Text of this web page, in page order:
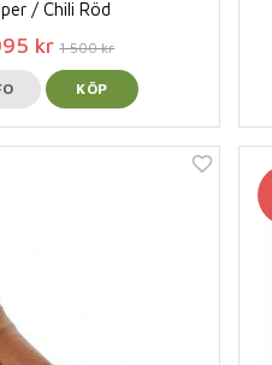
/ Chili Röd
kr 1 500 kr
KÖP